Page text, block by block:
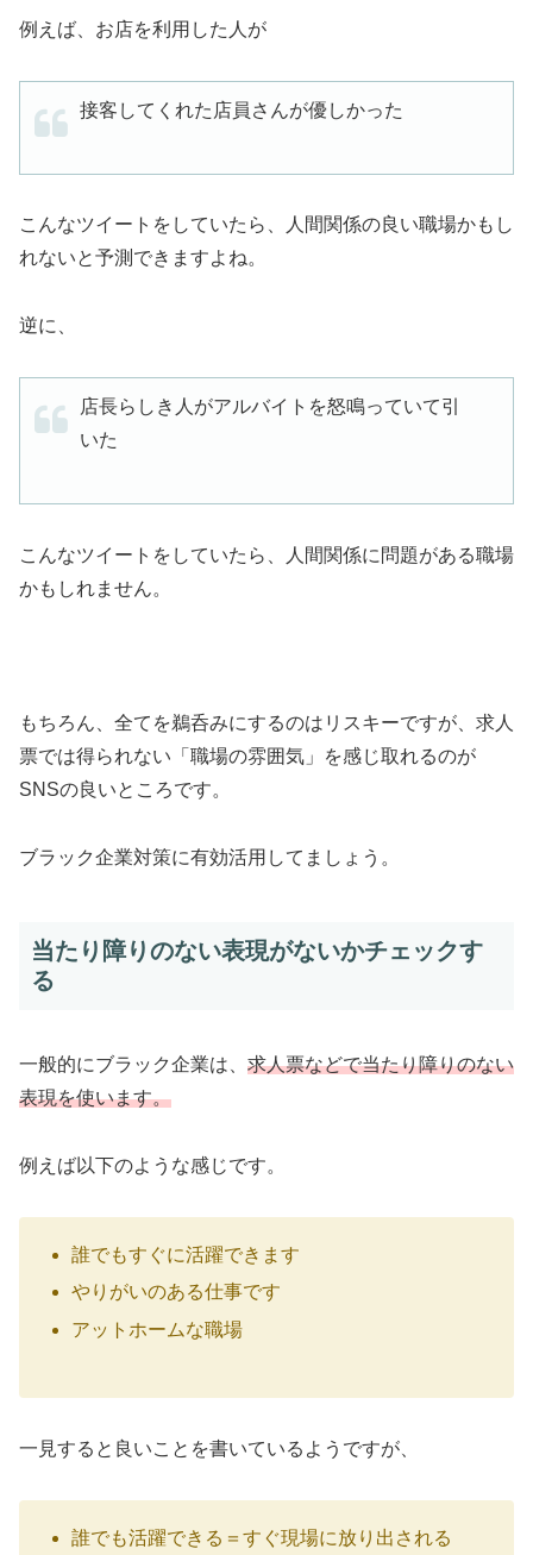
例えば、お店を利用した人が
接客してくれた店員さんが優しかった
こんなツイートをしていたら、人間関係の良い職場かもし
れないと予測できますよね。
逆に、
店長らしき人がアルバイトを怒鳴っていて引
いた
こんなツイートをしていたら、人間関係に問題がある職場
かもしれません。
もちろん、全てを鵜呑みにするのはリスキーですが、求人
票では得られない「職場の雰囲気」を感じ取れるのが
SNSの良いところです。
ブラック企業対策に有効活用してましょう。
当たり障りのない表現がないかチェックす
る
一般的にブラック企業は、 求人票などで当たり障りのない
表現を使います。
例えば以下のような感じです。
誰でもすぐに活躍できます
やりがいのある仕事です
アットホームな職場
一見すると良いことを書いているようですが、
誰でも活躍できる＝すぐ現場に放り出される